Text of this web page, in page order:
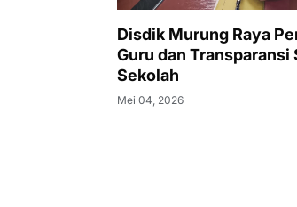
Disdik Murung Raya
Guru dan Transparansi
Sekolah
Mei 04, 2026